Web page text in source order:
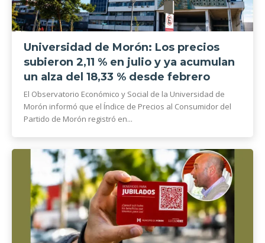
Universidad de Morón: Los precios
subieron 2,11 % en julio y ya acumulan
un alza del 18,33 % desde febrero
El Observatorio Económico y Social de la Universidad de
Morón informó que el Índice de Precios al Consumidor del
Partido de Morón registró en...